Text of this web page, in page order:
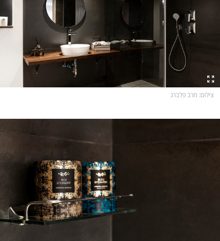
צילום : מרב פלברג